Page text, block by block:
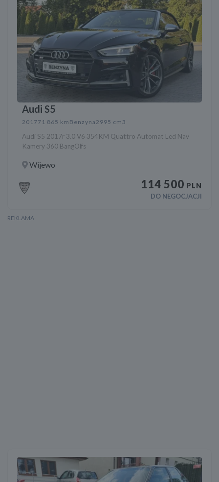
Audi S5
201771 865 km Benzyna2995 cm3
Audi S5 2017r 3.0 V6 354KM Quattro Automat Led Nav
Kamery 360 BangOlfs
Wijewo
114 500 PLN
DO NEGOCJACJI